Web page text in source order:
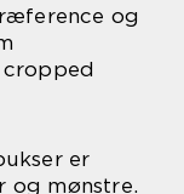
og
er
mønstre.